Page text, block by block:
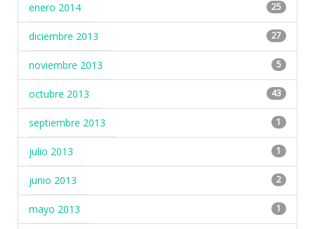
enero 2014 25
diciembre 2013 27
noviembre 2013 5
octubre 2013 43
septiembre 2013 1
julio 2013 1
junio 2013 2
mayo 2013 1